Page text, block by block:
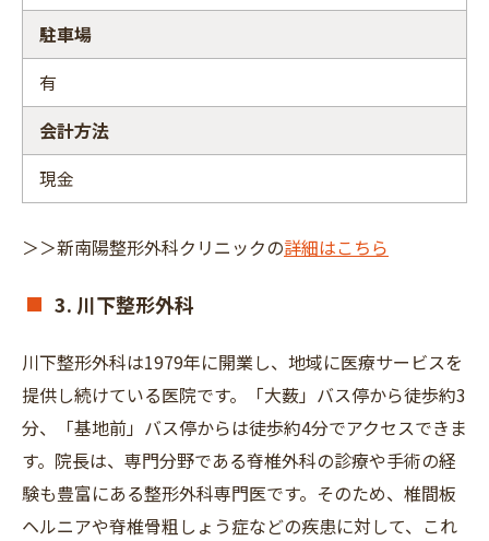
駐車場
有
会計方法
現金
＞＞新南陽整形外科クリニックの詳細はこちら
3. 川下整形外科
川下整形外科は1979年に開業し、地域に医療サービスを
提供し続けている医院です。「大薮」バス停から徒歩約3
分、「基地前」バス停からは徒歩約4分でアクセスできま
す。院長は、専門分野である脊椎外科の診療や手術の経
験も豊富にある整形外科専門医です。そのため、椎間板
ヘルニアや脊椎骨粗しょう症などの疾患に対して、これ